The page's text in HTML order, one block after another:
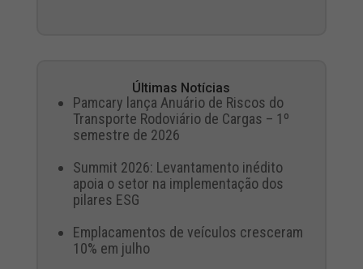
Últimas Notícias
Pamcary lança Anuário de Riscos do
Transporte Rodoviário de Cargas – 1º
semestre de 2026
Summit 2026: Levantamento inédito
apoia o setor na implementação dos
pilares ESG
Emplacamentos de veículos cresceram
10% em julho